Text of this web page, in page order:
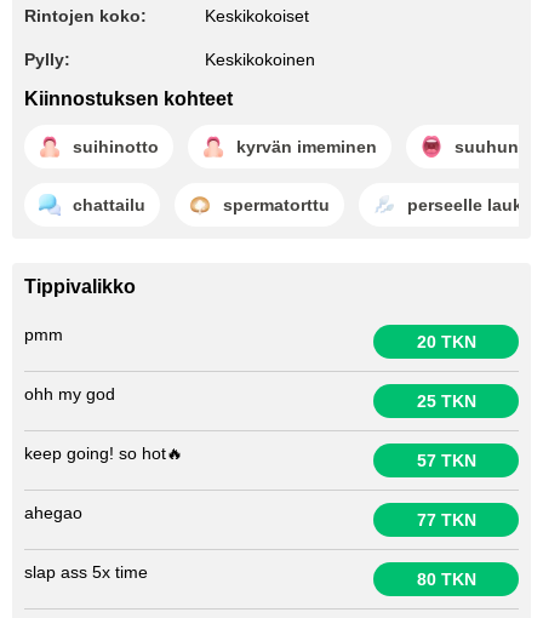
Rintojen koko: Keskikokoiset
Pylly: Keskikokoinen
Kiinnostuksen kohteet
suihinotto kyrvän imeminen suuhun
chattailu spermatorttu perseelle
Tippivalikko
pmm 20 TKN
ohh my god 25 TKN
keep going! so hot🔥 57 TKN
ahegao 77 TKN
slap ass 5x time 80 TKN